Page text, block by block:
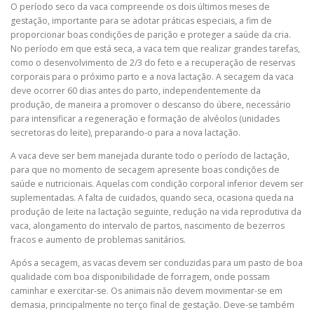
O período seco da vaca compreende os dois últimos meses de
gestação, importante para se adotar práticas especiais, a fim de
proporcionar boas condições de parição e proteger a saúde da cria.
No período em que está seca, a vaca tem que realizar grandes tarefas,
como o desenvolvimento de 2/3 do feto e a recuperação de reservas
corporais para o próximo parto e a nova lactação. A secagem da vaca
deve ocorrer 60 dias antes do parto, independentemente da
produção, de maneira a promover o descanso do úbere, necessário
para intensificar a regeneração e formação de alvéolos (unidades
secretoras do leite), preparando-o para a nova lactação.
A vaca deve ser bem manejada durante todo o período de lactação,
para que no momento de secagem apresente boas condições de
saúde e nutricionais. Aquelas com condição corporal inferior devem ser
suplementadas. A falta de cuidados, quando seca, ocasiona queda na
produção de leite na lactação seguinte, redução na vida reprodutiva da
vaca, alongamento do intervalo de partos, nascimento de bezerros
fracos e aumento de problemas sanitários.
Após a secagem, as vacas devem ser conduzidas para um pasto de boa
qualidade com boa disponibilidade de forragem, onde possam
caminhar e exercitar-se. Os animais não devem movimentar-se em
demasia, principalmente no terço final de gestação. Deve-se também